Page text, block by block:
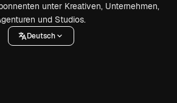
unter Kreativen, Unternehmen,
und Studios.
Deutsch